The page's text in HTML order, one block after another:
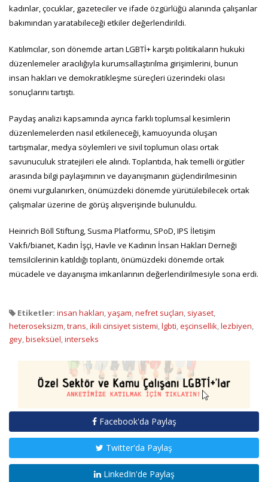
kadınlar, çocuklar, gazeteciler ve ifade özgürlüğü alanında çalışanlar
bakımından yaratabileceği etkiler değerlendirildi.
Katılımcılar, son dönemde artan LGBTİ+ karşıtı politikaların hukuki
düzenlemeler aracılığıyla kurumsallaştırılma girişimlerini, bunun
insan hakları ve demokratikleşme süreçleri üzerindeki olası
sonuçlarını tartıştı.
Paydaş analizi kapsamında ayrıca farklı toplumsal kesimlerin
düzenlemelerden nasıl etkileneceği, kamuoyunda oluşan
tartışmalar, medya söylemleri ve sivil toplumun olası ortak
savunuculuk stratejileri ele alındı. Toplantıda, hak temelli örgütler
arasında bilgi paylaşımının ve dayanışmanın güçlendirilmesinin
önemi vurgulanırken, önümüzdeki dönemde yürütülebilecek ortak
çalışmalar üzerine de görüş alışverişinde bulunuldu.
Heinrich Böll Stiftung, Susma Platformu, SPoD, IPS İletişim
Vakfı/bianet, Kadın İşçi, Havle ve Kadının İnsan Hakları Derneği
temsilcilerinin katıldığı toplantı, önümüzdeki dönemde ortak
mücadele ve dayanışma imkanlarının değerlendirilmesiyle sona erdi.
Etiketler: insan hakları,yaşam,nefret suçları, siyaset,
heteroseksizm,trans,ikili cinsiyet sistemi,lgbti,eşcinsellik,lezbiyen,
gey,biseksüel,interseks
Facebook'da Paylaş
Twitter'da Paylaş
LinkedIn'de Paylaş